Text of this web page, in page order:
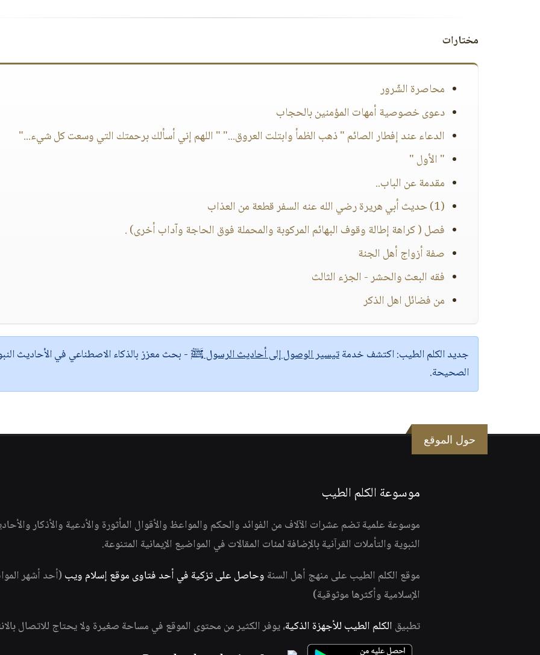
مختارات
محاصرة الشّرور
دعوى خصوصية أمهات المؤمنين بالحجاب
الدعاء عند إفطار الصائم " ذهب الظمأ وابتلت العروق..." " اللهم إني أسألك برحمتك التي وسعت كل شيء..."
" الأول "
مقدمة عن الباب..
(1) حديث أبي هريرة رضي الله عنه السفر قطعة من العذاب
فصل ( كراهة إطالة وقوف البهائم المركوبة والمحملة فوق الحاجة وآداب أخرى) .
صفة أزواج أهل الجنة
فقه البعث والحشر - الجزء الثالث
من فضائل اهل الذكر
جديد الكلم الطيب:اكتشف خدمةتيسير الوصول إلى أحاديث الرسول ﷺ - بحث معزز بالذكاء الاصطناعي في الأحاديث
الصحيحة.
حول الموقع
موسوعة الكلم الطيب
موسوعة علمية تضم عشرات الآلاف من الفوائد والحكم والمواعظ والأقوال المأثورة والأدعية والأذكار
النبوية والتأملات القرآنية بالإضافة لمئات المقالات في المواضيع الإيمانية المتنوعة.
موقع الكلم الطيب على منهج أهل السنة وحاصل على تزكية في أحد فتاوى موقع إسلام ويب (أحد أشهر
الإسلامية وأكثرها موثوقية)
تطبيق الكلم الطيب للأجهزة الذكية، يوفر الكثير من محتوى الموقع في مساحة صغيرة ولا يحتاج للاتصال